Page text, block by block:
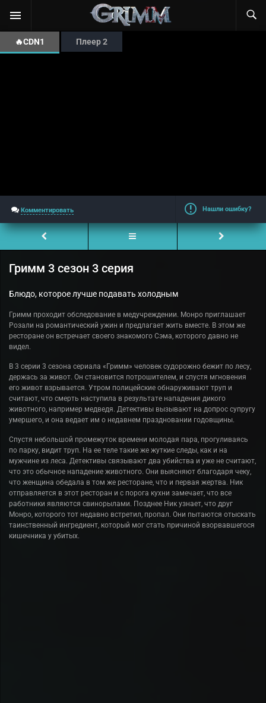
🔥CDN1 Плеер 2
Комментировать Нашли ошибку?
Гримм 3 сезон 3 серия
Блюдо, которое лучше подавать холодным
Гримм проходит обследование в медучреждении. Монро приглашает
Розали на романтический ужин и предлагает жить вместе. В этом же
ресторане он встречает своего знакомого Сэма, которого давно не
видел.
В 3 серии 3 сезона сериала «Гримм» человек судорожно бежит по лесу,
держась за живот. Он становится потрошителем, и спустя мгновения
его живот взрывается. Утром полицейские обнаруживают труп и
считают, что смерть наступила в результате нападения дикого
животного, например медведя. Детективы вызывают на допрос супругу
умершего, и она ведает им о недавнем праздновании годовщины.
Спустя небольшой промежуток времени молодая пара, прогуливаясь
по парку, видит труп. На ее теле такие же жуткие следы, как и на
мужчине из леса. Детективы связывают два убийства и уже не считают,
что это обычное нападение животного. Они выясняют благодаря чеку,
что женщина обедала в том же ресторане, что и первая жертва. Ник
отправляется в этот ресторан и с порога кухни замечает, что все
работники являются свинорылами. Позднее Ник узнает, что друг
Монро, которого тот недавно встретил, пропал. Они пытаются отыскать
таинственный ингредиент, который мог стать причиной взорвавшегося
кишечника у убитых.